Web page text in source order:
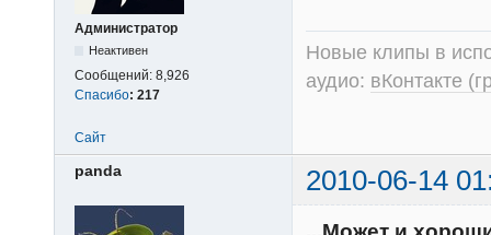
Администратор
Неактивен
Сообщений: 8,926
Спасибо: 217
Новые клипы в
аудио: вКонтакте
Сайт
panda 2010-06-14